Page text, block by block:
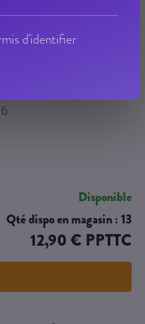
d'identifier
Disponible
Qté dispo en magasin : 13
12,90 € PPTTC